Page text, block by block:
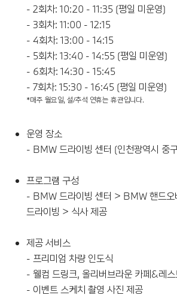
- 2회차: 10:20 - 11:35 (평일 미운영)
- 3회차: 11:00 - 12:15
- 4회차: 13:00 - 14:15
- 5회차: 13:40 - 14:55 (평일 미운영)
- 6회차: 14:30 - 15:45
- 7회차: 15:30 - 16:45 (평일 미운영)
*매주 월요일, 설/추석 연휴는 휴관입니다.
운영 장소
- BMW 드라이빙 센터 (인천광역시 중
프로그램 구성
- BMW 드라이빙 센터 > BMW 핸드오
드라이빙 > 식사 제공
제공 서비스
- 프리미엄 차량 인도식
- 웰컴 드링크, 올리버브라운 카페&레
- 이벤트 스케치 촬영 사진 제공